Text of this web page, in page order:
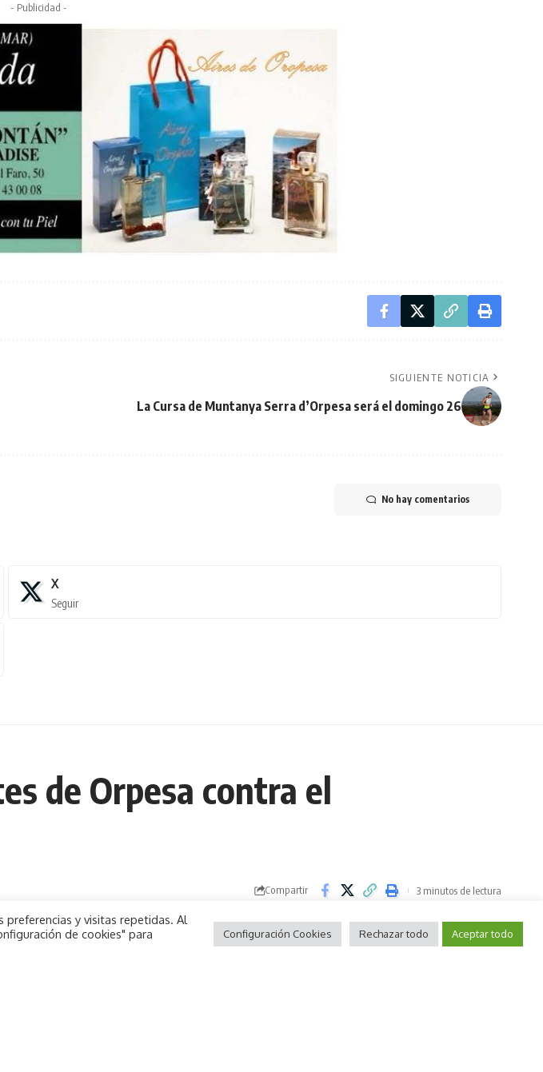
- Publicidad -
SIGUIENTE NOTICIA
La Cursa de Muntanya Serra d’Orpesa será el domingo 26
No hay comentarios
X
Seguir
de Orpesa contra el
Compartir 3 minutos de lectura
y visitas repetidas. Al
de cookies" para
Configuración Cookies Rechazar todo Aceptar todo